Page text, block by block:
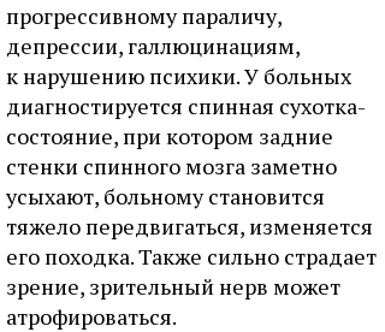
прогрессивному параличу,
депрессии, галлюцинациям,
к нарушению психики. У больных
диагностируется спинная сухотка-
состояние, при котором задние
стенки спинного мозга заметно
усыхают, больному становится
тяжело передвигаться, изменяется
его походка. Также сильно страдает
зрение, зрительный нерв может
атрофироваться.